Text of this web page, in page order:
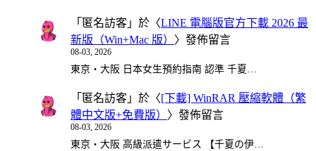
「 匿名訪客 」於〈LINE 電腦版官方下載 2026 最
新版（Win+Mac 版） 〉發佈留言
08-03, 2026
東京・大阪 日本女生預約指南 認準 千夏…
「 匿名訪客 」於〈[下載] WinRAR 壓縮軟體（繁
體中文版+免費版） 〉發佈留言
08-03, 2026
東京・大阪 高級派遣サービス 【千夏の伊…